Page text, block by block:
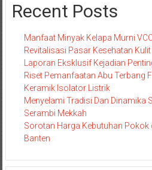
Recent Posts
Manfaat Minyak Kelapa Murni
Revitalisasi Pasar Kesehatan Kulit
Laporan Eksklusif Kejadian
Riset Pemanfaatan Abu Terbang
Keramik Isolator Listrik
Menyelami Tradisi Dan Dinamika
Serambi Mekkah
Sorotan Harga Kebutuhan Pokok
Banten